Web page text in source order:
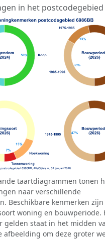
in het postcodegebied
taartdiagrammen tonen
naar verschillende
Beschikbare kenmerken
woning en bouwperiode.
gelden staat in het midden
afbeelding om deze groter